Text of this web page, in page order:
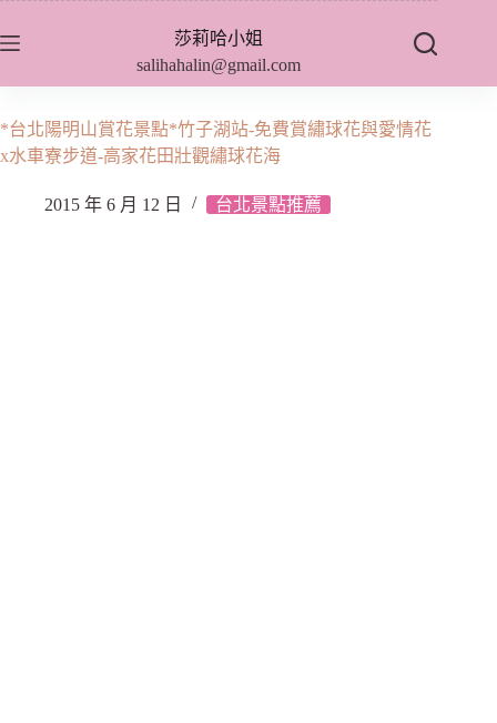
至
內
容
莎莉哈小姐
salihahalin@gmail.com
*台北陽明山賞花景點*竹子湖站-免費賞繡球花與愛情花
x水車寮步道-高家花田壯觀繡球花海
2015 年 6 月 12 日 台北景點推薦